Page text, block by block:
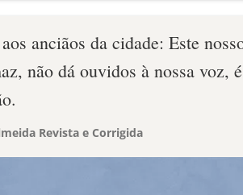
anciãos da cidade: Este
não dá ouvidos à nossa voz,
Revista e Corrigida